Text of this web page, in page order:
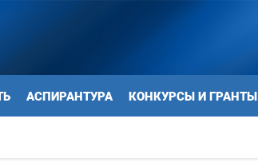
АСПИРАНТУРА КОНКУРСЫ И ГРАНТЫ